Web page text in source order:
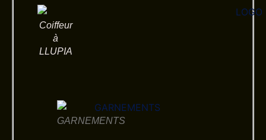
Coiffeur
à
LLUPIA
GARNEMENTS